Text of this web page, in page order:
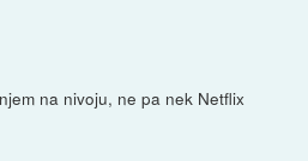
na nivoju, ne pa nek Netflix